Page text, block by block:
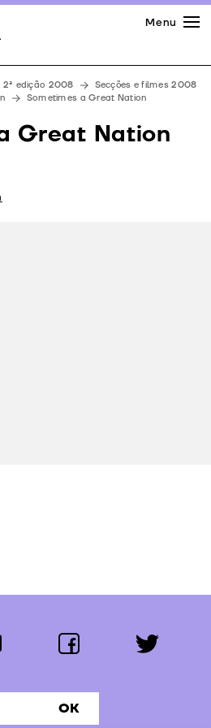
Menu
2ª edição 2008
Secções e filmes 2008
Sometimes a Great Nation
Great Nation
Segue-nos:
facebook twitter
OK